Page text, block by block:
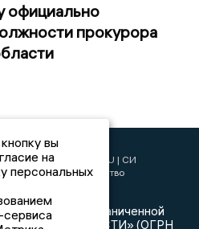
официально
прокурора
© NEWSVLADIMIR.RU | СИ
агентство
Общество с ограниченной
НОВОСТИ» (ОГРН
вы
на
персональных
сервиса